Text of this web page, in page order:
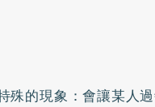
殊的現象：會讓某人